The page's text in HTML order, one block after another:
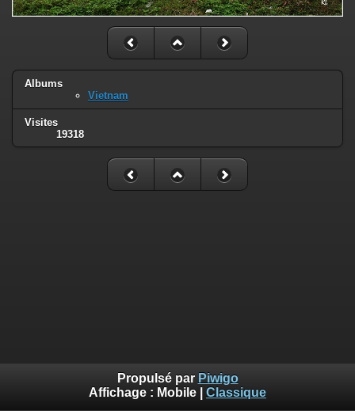
Albums
Vietnam
Visites
19318
Propulsé par Piwigo
Affichage : Mobile Classique